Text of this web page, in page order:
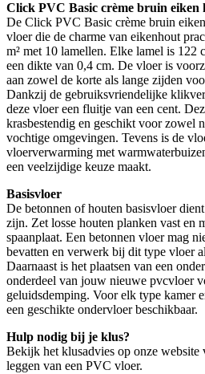
Click PVC Basic crème bruin eiken
De Click PVC Basic crème bruin
vloer die de charme van eikenhout
m² met 10 lamellen. Elke lamel is 122
een dikte van 0,4 cm. De vloer is
aan zowel de korte als lange zijden
Dankzij de gebruiksvriendelijke
deze vloer een fluitje van een cent.
krasbestendig en geschikt voor zowel
vochtige omgevingen. Tevens is de
vloerverwarming met
een veelzijdige keuze maakt.
Basisvloer
De betonnen of houten basisvloer
zijn. Zet losse houten planken vast en
spaanplaat. Een betonnen vloer mag
bevatten en verwerk bij dit type vloer
Daarnaast is het plaatsen van een
onderdeel van jouw nieuwe pvcvloer
geluidsdemping. Voor elk type kamer
een geschikte ondervloer beschikbaar.
Hulp nodig bij je klus?
Bekijk het klusadvies op onze website
leggen van een PVC vloer.